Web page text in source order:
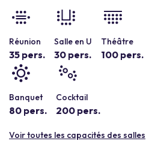
Réunion
35 pers.
Salle en U
30 pers.
Théâtre
100 pers.
Banquet
80 pers.
Cocktail
200 pers.
Voir toutes les capacités des salles